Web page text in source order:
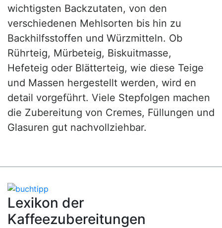
wichtigsten Backzutaten, von den
verschiedenen Mehlsorten bis hin zu
Backhilfsstoffen und Würzmitteln. Ob
Rührteig, Mürbeteig, Biskuitmasse,
Hefeteig oder Blätterteig, wie diese Teige
und Massen hergestellt werden, wird en
detail vorgeführt. Viele Stepfolgen machen
die Zubereitung von Cremes, Füllungen und
Glasuren gut nachvollziehbar.
Lexikon der
Kaffeezubereitungen